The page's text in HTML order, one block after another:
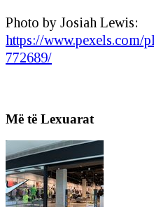
Photo by Josiah Lewis:
https://www.pexels.com/
772689/
Më të Lexuarat